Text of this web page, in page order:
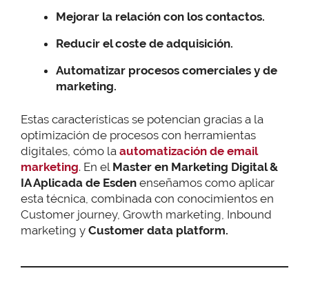
Mejorar la relación con los contactos.
Reducir el coste de adquisición.
Automatizar procesos comerciales y de
marketing.
Estas características se potencian gracias a la
optimización de procesos con herramientas
digitales, cómo la automatización de email
marketing. En el Master en Marketing Digital &
IA Aplicada de Esden enseñamos como aplicar
esta técnica, combinada con conocimientos en
Customer journey, Growth marketing, Inbound
marketing y Customer data platform.